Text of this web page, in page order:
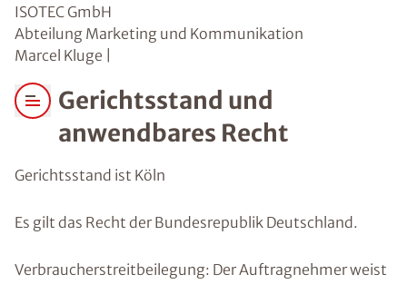
ISOTEC GmbH
Abteilung Marketing und Kommunikation
Marcel Kluge |
Gerichtsstand und
anwendbares Recht
Gerichtsstand ist Köln
Es gilt das Recht der Bundesrepublik Deutschland.
Verbraucherstreitbeilegung: Der Auftragnehmer weist